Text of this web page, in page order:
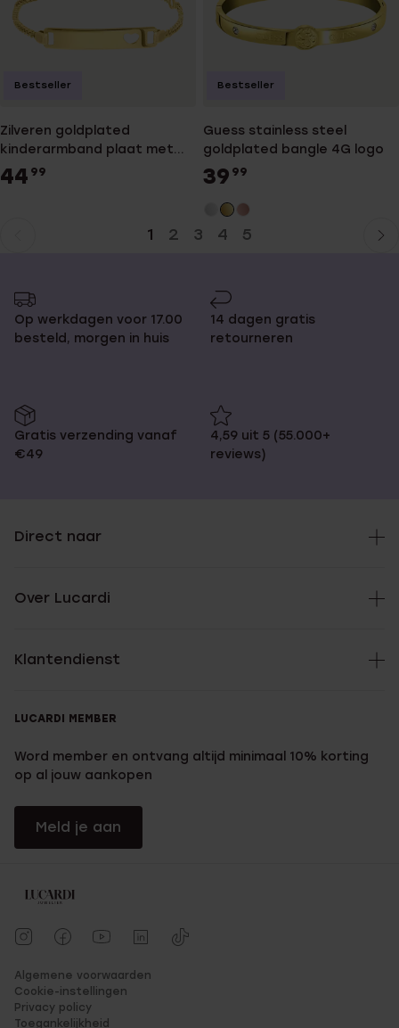
Zilveren goldplated
kinderarmband plaat met
hart
44 99
Bestseller
Guess stainless steel
goldplated bangle 4G logo
39 99
Bestseller
1 2 3 4 5
Op werkdagen voor 17.00
besteld, morgen in huis
14 dagen gratis
retourneren
Gratis verzending vanaf
€49
4,59 uit 5 (55.000+
reviews)
Direct naar
Over Lucardi
Klantendienst
LUCARDI MEMBER
Word member en ontvang altijd minimaal 10% korting
op al jouw aankopen
Meld je aan
Algemene voorwaarden
Cookie-instellingen
Privacy policy
Toegankelijkheid